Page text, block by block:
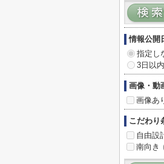
情報公開
指定し
3日以内
画像・動
画像あ
こだわり
自由設
南向き